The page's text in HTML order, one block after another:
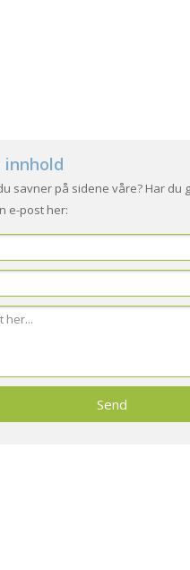
innhold
savner på sidene våre? Har du
e-post her: